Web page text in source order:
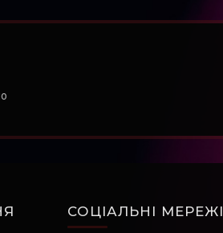
СОЦІАЛЬНІ МЕРЕЖІ